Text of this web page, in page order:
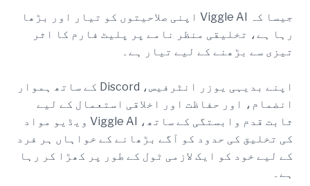
جیسا کہ Viggle AI اپنی صلاحیتوں کو تیار اور بڑھا
رہا ہے، تخلیقی منظر نامے پر پلیٹ فارم کا اثر
تیزی سے بڑھنے کے لیے تیار ہے۔
اپنے بدیہی یوزر انٹرفیس، Discord کے ساتھ ہموار
انضمام، اور حفاظت اور اخلاقی استعمال کے لیے
ثابت قدم وابستگی کے ساتھ، Viggle AI ویڈیو مواد
کی تخلیق کی حدود کو آگے بڑھانے کے خواہاں ہر فرد
کے لیے خود کو ایک لازمی ٹول کے طور پر کھڑا کر رہا
ہے۔